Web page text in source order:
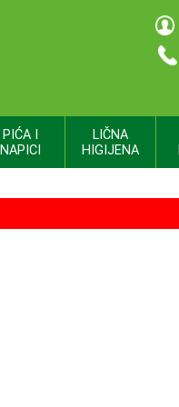
PIĆA I
NAPICI
LIČNA
HIGIJENA